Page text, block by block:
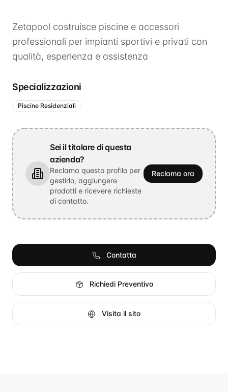
Zetapool costruisce piscine e accessori
professionali per impianti sportivi e privati con
qualità, esperienza e assistenza
Specializzazioni
Piscine Residenziali
Sei il titolare di questa
azienda?
Reclama questo profilo per
gestirlo, aggiungere
prodotti e ricevere richieste
di contatto.
Reclama ora
Contatta
Richiedi Preventivo
Visita il sito